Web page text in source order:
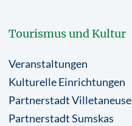
Tourismus und Kultur
Veranstaltungen
Kulturelle Einrichtungen
Partnerstadt Villetaneuse
Partnerstadt Sumskas